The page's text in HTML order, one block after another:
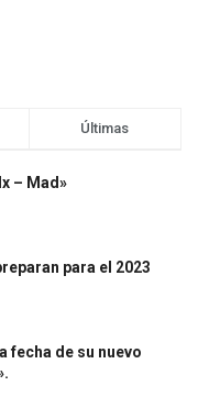
Últimas
– Mad»
para el 2023
fecha de su nuevo